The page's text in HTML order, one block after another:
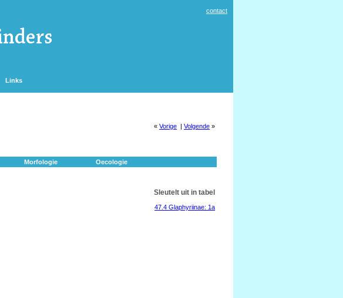
contact
Links
« Vorige | Volgende »
Morfologie Oecologie
Sleutelt uit in tabel
47.4 Glaphyriinae: 1a